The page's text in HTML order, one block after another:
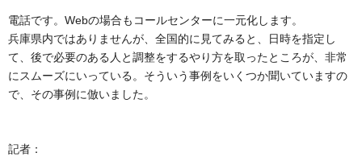
電話です。Webの場合もコールセンターに一元化します。
兵庫県内ではありませんが、全国的に見てみると、日時を指定し
て、後で必要のある人と調整をするやり方を取ったところが、非常
にスムーズにいっている。そういう事例をいくつか聞いていますの
で、その事例に倣いました。
記者：